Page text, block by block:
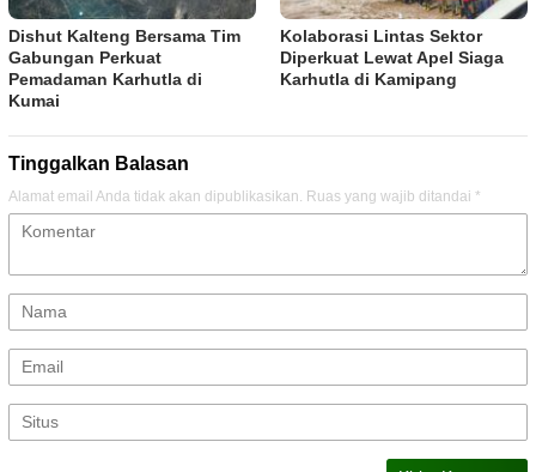
Dishut Kalteng Bersama Tim
Gabungan Perkuat
Pemadaman Karhutla di
Kumai
Kolaborasi Lintas Sektor
Diperkuat Lewat Apel Siaga
Karhutla di Kamipang
Tinggalkan Balasan
Alamat email Anda tidak akan dipublikasikan. Ruas yang wajib ditandai *